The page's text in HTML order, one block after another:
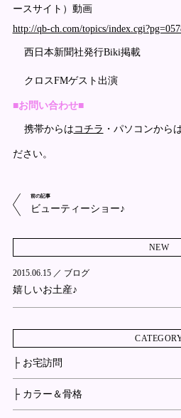
ースサイト）動画
http://qb-ch.com/topics/
西日本新聞社発行Biki掲載
クロスFMゲスト出演
■お問い合わせ■
携帯からは コチラ ・パソコンから
ださい。
前の記事
ビューティーショー♪
NEW
2015.06.15 ／ ブログ
嬉しいお土産♪
├ お宅訪問
├ カラー＆骨格